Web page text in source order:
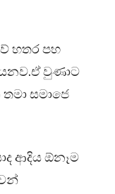
හතර පහ
වුණාට
සමාජෙ
ආදිය ඕනෑම